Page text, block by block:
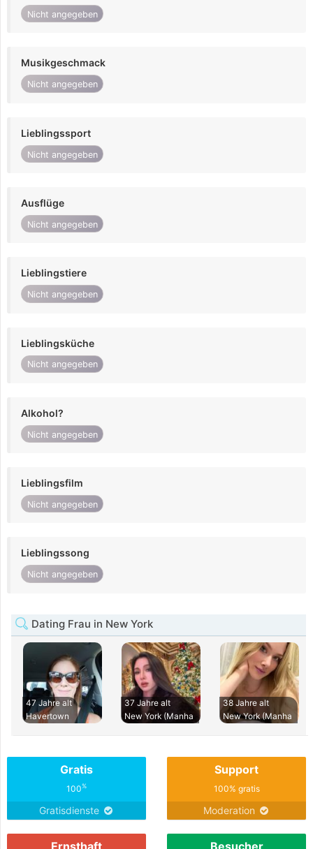
Nicht angegeben
Musikgeschmack
Nicht angegeben
Lieblingssport
Nicht angegeben
Ausflüge
Nicht angegeben
Lieblingstiere
Nicht angegeben
Lieblingsküche
Nicht angegeben
Alkohol?
Nicht angegeben
Lieblingsfilm
Nicht angegeben
Lieblingssong
Nicht angegeben
Dating Frau in New York
47 Jahre alt
Havertown
37 Jahre alt
New York (Manha
38 Jahre alt
New York (Manha
Gratis
100%
Gratisdienste
Support
100% gratis
Moderation
Ernsthaft Besucher